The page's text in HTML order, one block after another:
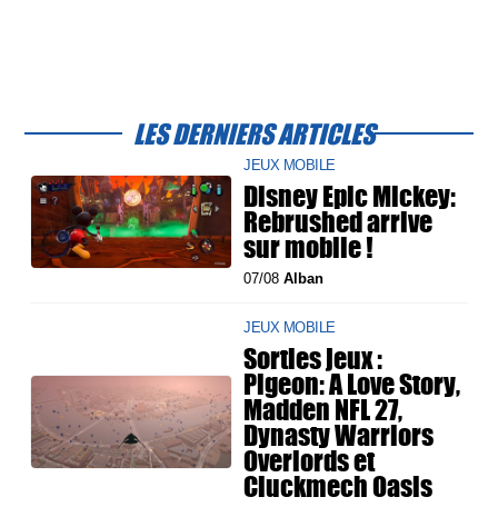
LES DERNIERS ARTICLES
JEUX MOBILE
Disney Epic Mickey:
Rebrushed arrive
sur mobile !
07/08Alban
JEUX MOBILE
Sorties jeux :
Pigeon: A Love Story,
Madden NFL 27,
Dynasty Warriors
Overlords et
Cluckmech Oasis